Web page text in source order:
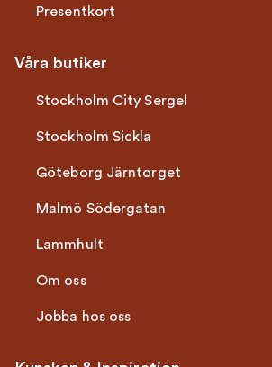
Presentkort
Våra butiker
Stockholm City Sergel
Stockholm Sickla
Göteborg Järntorget
Malmö Södergatan
Lammhult
Om oss
Jobba hos oss